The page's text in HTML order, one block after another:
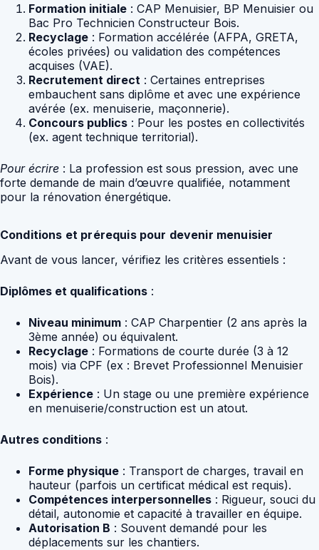
Formation initiale : CAP Menuisier, BP Menuisier ou
Bac Pro Technicien Constructeur Bois.
Recyclage : Formation accélérée (AFPA, GRETA,
écoles privées) ou validation des compétences
acquises (VAE).
Recrutement direct : Certaines entreprises
embauchent sans diplôme et avec une expérience
avérée (ex. menuiserie, maçonnerie).
Concours publics : Pour les postes en collectivités
(ex. agent technique territorial).
Pour écrire : La profession est sous pression, avec une
forte demande de main d’œuvre qualifiée, notamment
pour la rénovation énergétique.
Conditions et prérequis pour devenir menuisier
Avant de vous lancer, vérifiez les critères essentiels :
Diplômes et qualifications :
Niveau minimum : CAP Charpentier (2 ans après la
3ème année) ou équivalent.
Recyclage : Formations de courte durée (3 à 12
mois) via CPF (ex : Brevet Professionnel Menuisier
Bois).
Expérience : Un stage ou une première expérience
en menuiserie/construction est un atout.
Autres conditions :
Forme physique : Transport de charges, travail en
hauteur (parfois un certificat médical est requis).
Compétences interpersonnelles : Rigueur, souci du
détail, autonomie et capacité à travailler en équipe.
Autorisation B : Souvent demandé pour les
déplacements sur les chantiers.